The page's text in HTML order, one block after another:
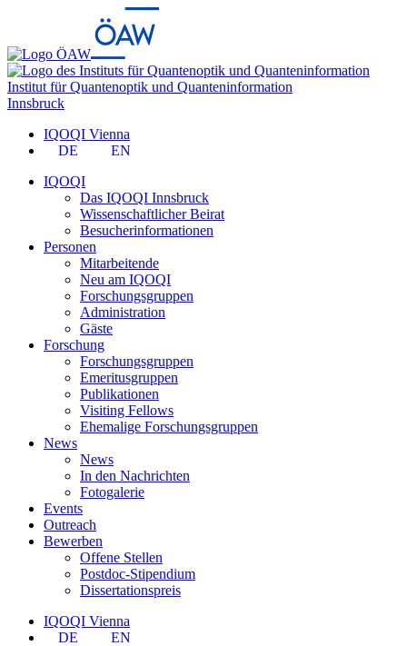
Institut für Quantenoptik und Quanteninformation
Innsbruck
IQOQI Vienna
DE
EN
IQOQI
Das IQOQI Innsbruck
Wissenschaftlicher Beirat
Besucherinformationen
Personen
Mitarbeitende
Neu am IQOQI
Forschungsgruppen
Administration
Gäste
Forschung
Forschungsgruppen
Emeritusgruppen
Publikationen
Visiting Fellows
Ehemalige Forschungsgruppen
News
News
In den Nachrichten
Fotogalerie
Events
Outreach
Bewerben
Offene Stellen
Postdoc-Stipendium
Dissertationspreis
IQOQI Vienna
DE
EN